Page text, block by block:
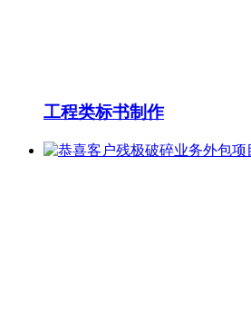
工程类标书制作